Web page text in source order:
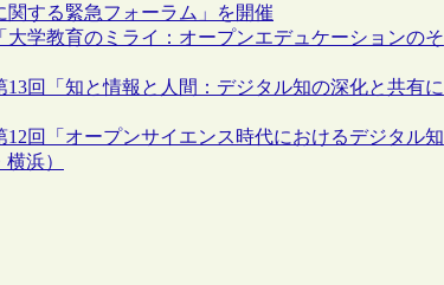
する緊急フォーラム」を開催
学教育のミライ：オープンエデュケーションのそ
回「知と情報と人間：デジタル知の深化と共有に
回「オープンサイエンス時代におけるデジタル知
浜）